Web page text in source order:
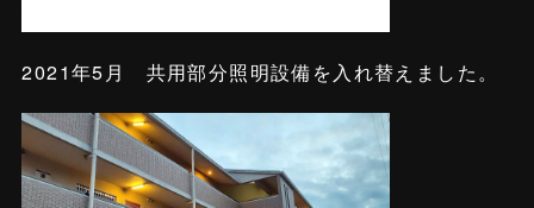
2021年5月 共用部分照明設備を入れ替えました。